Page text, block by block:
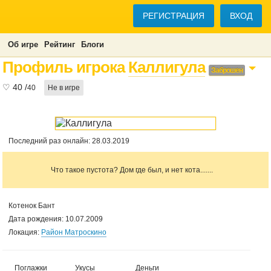
РЕГИСТРАЦИЯ ВХОД
Об игре Рейтинг Блоги
Профиль игрокаКаллигула Заброшен
♡40 /40 Не в игре
Последний раз онлайн: 28.03.2019
Что такое пустота? Дом где был, и нет кота.......
Котенок Бант
Дата рождения: 10.07.2009
Локация: Район Матроскино
Поглажки Укусы Деньги